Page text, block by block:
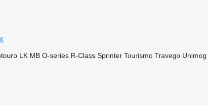
LK MB O-series R-Class Sprinter Tourismo Travego Unimog